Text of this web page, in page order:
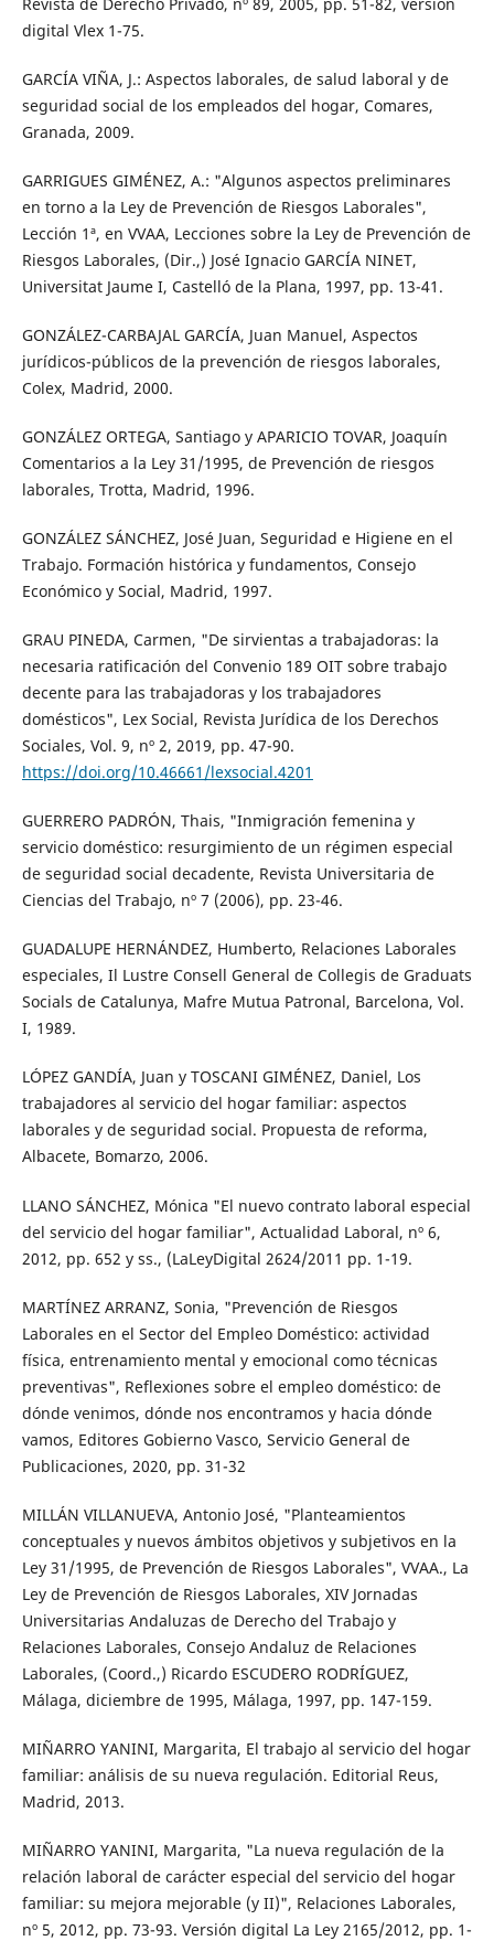
Revista de Derecho Privado, nº 89, 2005, pp. 51-82, versión
digital Vlex 1-75.
GARCÍA VIÑA, J.: Aspectos laborales, de salud laboral y de
seguridad social de los empleados del hogar, Comares,
Granada, 2009.
GARRIGUES GIMÉNEZ, A.: "Algunos aspectos preliminares
en torno a la Ley de Prevención de Riesgos Laborales",
Lección 1ª, en VVAA, Lecciones sobre la Ley de Prevención de
Riesgos Laborales, (Dir.,) José Ignacio GARCÍA NINET,
Universitat Jaume I, Castelló de la Plana, 1997, pp. 13-41.
GONZÁLEZ-CARBAJAL GARCÍA, Juan Manuel, Aspectos
jurídicos-públicos de la prevención de riesgos laborales,
Colex, Madrid, 2000.
GONZÁLEZ ORTEGA, Santiago y APARICIO TOVAR, Joaquín
Comentarios a la Ley 31/1995, de Prevención de riesgos
laborales, Trotta, Madrid, 1996.
GONZÁLEZ SÁNCHEZ, José Juan, Seguridad e Higiene en el
Trabajo. Formación histórica y fundamentos, Consejo
Económico y Social, Madrid, 1997.
GRAU PINEDA, Carmen, "De sirvientas a trabajadoras: la
necesaria ratificación del Convenio 189 OIT sobre trabajo
decente para las trabajadoras y los trabajadores
domésticos", Lex Social, Revista Jurídica de los Derechos
Sociales, Vol. 9, nº 2, 2019, pp. 47-90.
https://doi.org/10.46661/lexsocial.4201
GUERRERO PADRÓN, Thais, "Inmigración femenina y
servicio doméstico: resurgimiento de un régimen especial
de seguridad social decadente, Revista Universitaria de
Ciencias del Trabajo, nº 7 (2006), pp. 23-46.
GUADALUPE HERNÁNDEZ, Humberto, Relaciones Laborales
especiales, Il Lustre Consell General de Collegis de Graduats
Socials de Catalunya, Mafre Mutua Patronal, Barcelona, Vol.
I, 1989.
LÓPEZ GANDÍA, Juan y TOSCANI GIMÉNEZ, Daniel, Los
trabajadores al servicio del hogar familiar: aspectos
laborales y de seguridad social. Propuesta de reforma,
Albacete, Bomarzo, 2006.
LLANO SÁNCHEZ, Mónica "El nuevo contrato laboral especial
del servicio del hogar familiar", Actualidad Laboral, nº 6,
2012, pp. 652 y ss., (LaLeyDigital 2624/2011 pp. 1-19.
MARTÍNEZ ARRANZ, Sonia, "Prevención de Riesgos
Laborales en el Sector del Empleo Doméstico: actividad
física, entrenamiento mental y emocional como técnicas
preventivas", Reflexiones sobre el empleo doméstico: de
dónde venimos, dónde nos encontramos y hacia dónde
vamos, Editores Gobierno Vasco, Servicio General de
Publicaciones, 2020, pp. 31-32
MILLÁN VILLANUEVA, Antonio José, "Planteamientos
conceptuales y nuevos ámbitos objetivos y subjetivos en la
Ley 31/1995, de Prevención de Riesgos Laborales", VVAA., La
Ley de Prevención de Riesgos Laborales, XIV Jornadas
Universitarias Andaluzas de Derecho del Trabajo y
Relaciones Laborales, Consejo Andaluz de Relaciones
Laborales, (Coord.,) Ricardo ESCUDERO RODRÍGUEZ,
Málaga, diciembre de 1995, Málaga, 1997, pp. 147-159.
MIÑARRO YANINI, Margarita, El trabajo al servicio del hogar
familiar: análisis de su nueva regulación. Editorial Reus,
Madrid, 2013.
MIÑARRO YANINI, Margarita, "La nueva regulación de la
relación laboral de carácter especial del servicio del hogar
familiar: su mejora mejorable (y II)", Relaciones Laborales,
nº 5, 2012, pp. 73-93. Versión digital La Ley 2165/2012, pp. 1-